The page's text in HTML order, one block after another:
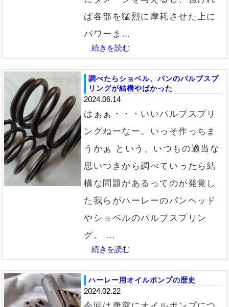
ば各部を猛烈に摩耗させた上に
パワーま…
続きを読む
調べたらショベル、パンのバルブスプ
リングが結構やばかった
2024.06.14
はぁぁ・・・いいバルブスプリ
ングねーなー。いっそ作っちま
うかぁ という、いつもの適当な
思いつきから調べていったら結
構な問題があるってのが発覚し
た我らがハーレーのパンヘッド
やショベルのバルブスプリン
グ。 …
続きを読む
ハーレー用オイルポンプの歴史
2024.02.22